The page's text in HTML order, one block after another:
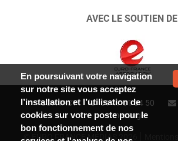
AVEC LE SOUTIEN DE
CONTACT : 01 47 01 34 50
message
© EURO FRANCE MÉDIAS 2026
En poursuivant votre navigation
sur notre site vous acceptez
l’installation et l’utilisation de
cookies sur votre poste pour le
bon fonctionnement de nos